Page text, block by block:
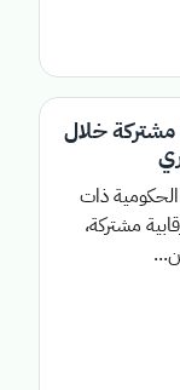
رقابية مشتركة خلال
الحكومية ذات
الماضي (25) جولة رقابية مشتركة،